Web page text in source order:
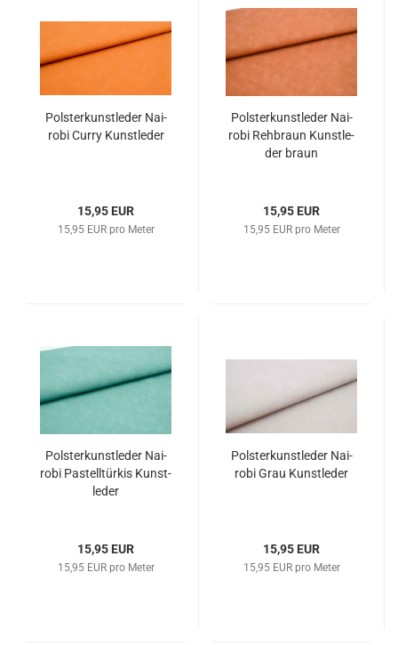
Pols­ter­kunst­le­der Nai­
ro­bi Curry Kunst­le­der
15,95 EUR
15,95 EUR pro Meter
Pols­ter­kunst­le­der Nai­
ro­bi Reh­braun Kunst­le­
der braun
15,95 EUR
15,95 EUR pro Meter
Pols­ter­kunst­le­der Nai­
ro­bi Pas­tell­tür­kis Kunst­
le­der
15,95 EUR
15,95 EUR pro Meter
Pols­ter­kunst­le­der Nai­
ro­bi Grau Kunst­le­der
15,95 EUR
15,95 EUR pro Meter